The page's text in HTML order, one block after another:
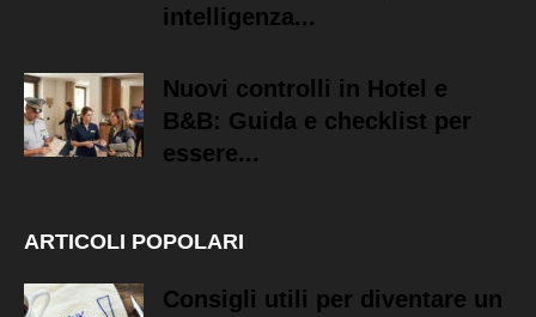
intelligenza...
Nuovi controlli in Hotel e
B&B: Guida e checklist per
essere...
ARTICOLI POPOLARI
Consigli utili per diventare un